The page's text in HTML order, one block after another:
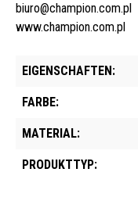
biuro@champion.com.pl
www.champion.com.pl
EIGENSCHAFTEN:
FARBE:
MATERIAL:
PRODUKTTYP: